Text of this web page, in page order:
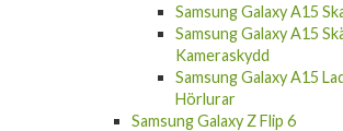
Samsung Galaxy A15
Samsung Galaxy A15
Kameraskydd
Samsung Galaxy A15
Hörlurar
Samsung Galaxy Z Flip 6